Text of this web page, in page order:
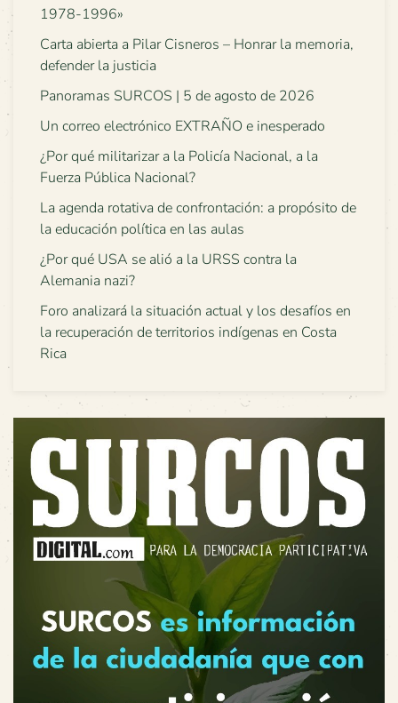
1978-1996»
Carta abierta a Pilar Cisneros – Honrar la memoria,
defender la justicia
Panoramas SURCOS | 5 de agosto de 2026
Un correo electrónico EXTRAÑO e inesperado
¿Por qué militarizar a la Policía Nacional, a la
Fuerza Pública Nacional?
La agenda rotativa de confrontación: a propósito de
la educación política en las aulas
¿Por qué USA se alió a la URSS contra la
Alemania nazi?
Foro analizará la situación actual y los desafíos en
la recuperación de territorios indígenas en Costa
Rica